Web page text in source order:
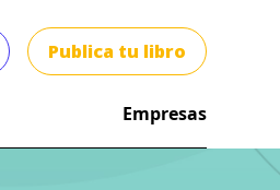
Publica tu libro
Empresas